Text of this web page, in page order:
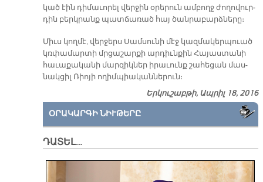
կած էին դի­մա­ւո­րել վեր­ջին օ­րե­րուն ամ­բողջ ժո­ղո­վուր­
դին բերկ­րանք պատ­ճա­ռած հայ ծան­րա­բարձ­նե­րը։
Միւս կող­մէ, վեր­ջերս Սամ­սու­նի մէջ կազ­մա­կեր­պուած
կռփա­մար­տի մրցա­շար­քի ար­դիւն­քին Հա­յաս­տա­նի
հա­ւա­քա­կա­նի մար­զիկ­ներ ի­րա­ւունք շա­հե­ցան մաս­
նակ­ցիլ Ռիո­յի ո­ղիմ­պիա­կան­նե­րուն։
Երկուշաբթի, Ապրիլ 18, 2016
ՕՐԱԿԱՐԳԻ ՆԻՒԹԵՐԸ
ԴԱՏԵԼ…